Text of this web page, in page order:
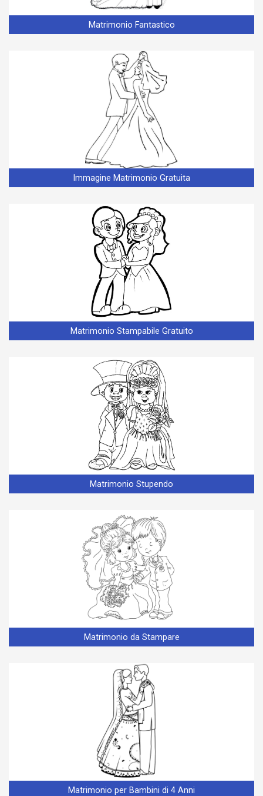
Matrimonio Fantastico
Immagine Matrimonio Gratuita
Matrimonio Stampabile Gratuito
Matrimonio Stupendo
Matrimonio da Stampare
Matrimonio per Bambini di 4 Anni